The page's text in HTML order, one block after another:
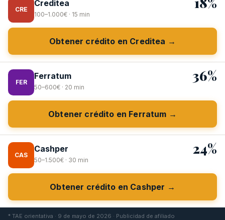
CRE
Creditea
100–1.000€ · 15 min
Obtener crédito en Creditea →
FER
Ferratum
50–600€ · 20 min
36%
Obtener crédito en Ferratum →
CAS
Cashper
50–1.500€ · 30 min
24%
Obtener crédito en Cashper →
* TAE orientativa · 9 de mayo de 2026 · Publicidad de afiliado